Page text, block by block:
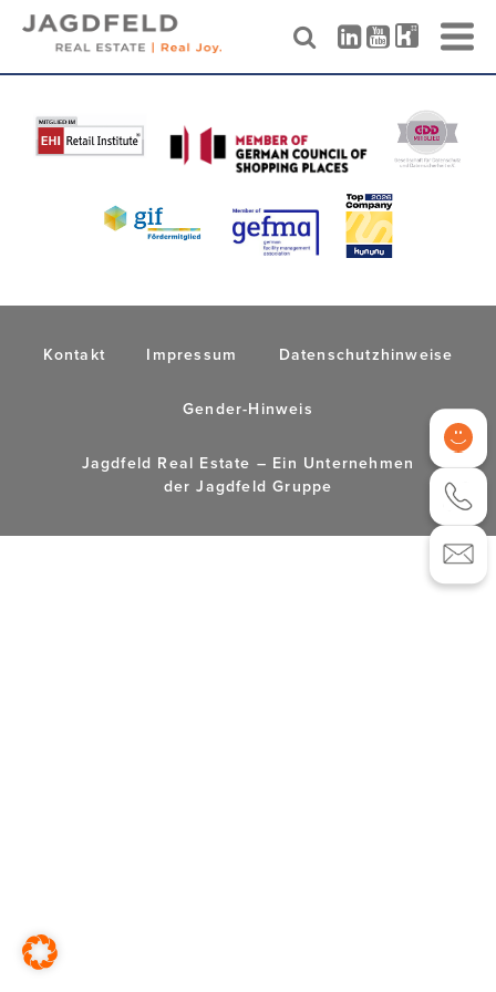
Skip
content
Kontakt Impressum Datenschutzhinweise
Gender-Hinweis
Jagdfeld Real Estate – Ein Unternehmen
derJagdfeld Gruppe